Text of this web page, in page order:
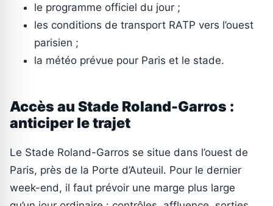
le programme officiel du jour ;
les conditions de transport RATP vers l’ouest
parisien ;
la météo prévue pour Paris et le stade.
Accès au Stade Roland-Garros :
anticiper le trajet
Le Stade Roland-Garros se situe dans l’ouest de
Paris, près de la Porte d’Auteuil. Pour le dernier
week-end, il faut prévoir une marge plus large